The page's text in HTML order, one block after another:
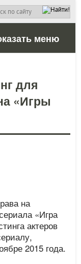
меню
для
«Игры
на
«Игра
актеров
2015 года.